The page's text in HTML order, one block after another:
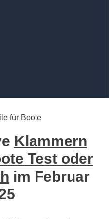
für Boote
Klammern
Test oder
im Februar